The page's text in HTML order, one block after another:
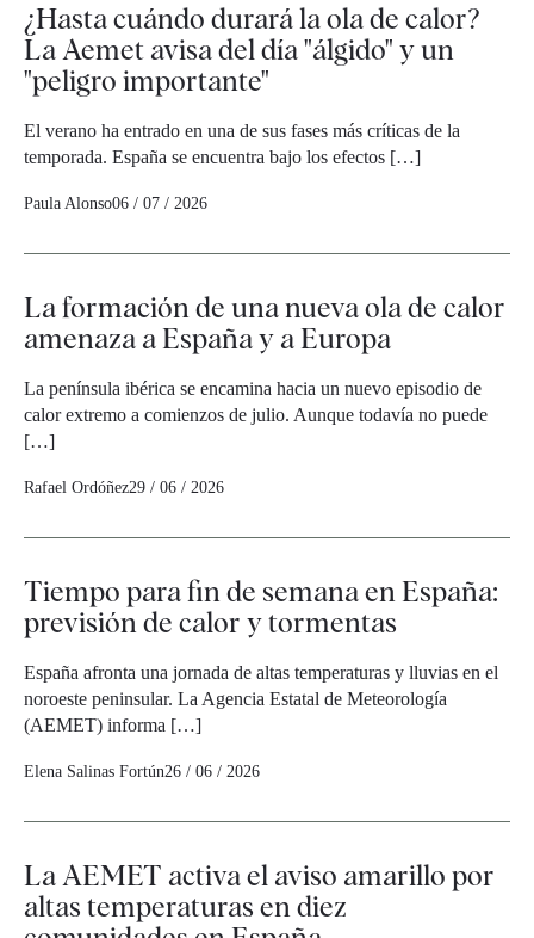
¿Hasta cuándo durará la ola de calor?
La Aemet avisa del día "álgido" y un
"peligro importante"
El verano ha entrado en una de sus fases más críticas de la
temporada. España se encuentra bajo los efectos […]
Paula Alonso06 / 07 / 2026
La formación de una nueva ola de calor
amenaza a España y a Europa
La península ibérica se encamina hacia un nuevo episodio de
calor extremo a comienzos de julio. Aunque todavía no puede
[…]
Rafael Ordóñez29 / 06 / 2026
Tiempo para fin de semana en España:
previsión de calor y tormentas
España afronta una jornada de altas temperaturas y lluvias en el
noroeste peninsular. La Agencia Estatal de Meteorología
(AEMET) informa […]
Elena Salinas Fortún26 / 06 / 2026
La AEMET activa el aviso amarillo por
altas temperaturas en diez